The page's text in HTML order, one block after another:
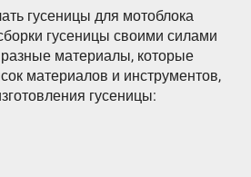
гусеницы для мотоблока
гусеницы своими силами
материалы, которые
материалов и инструментов,
гусеницы: